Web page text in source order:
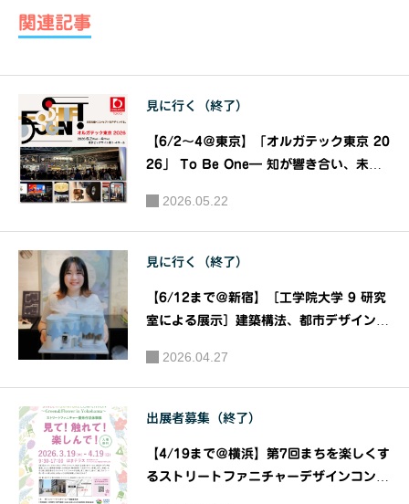
手法』日
瑞建築文
関連記事
見に行く（終了）
【6/2～4＠東京】「オルガテック東京 20
26」 To Be One― 知が響き合い、未来
オフィス家具協会（JOIFA）
2026.05.22
見に行く（終了）
【6/12まで＠新宿】［工学院大学 9 研究
室による展示］建築構法、都市デザイン、
イン、保存・再生などをテーマに、週替わ
りのリレー形式で『ARCHITECTURE W
EEKS 2026』｜主催：工学院大学建築学
2026.04.27
出展者募集（終了）
【4/19まで＠横浜】第7回まちを楽しくす
るストリートファニチャーデザインコンペ